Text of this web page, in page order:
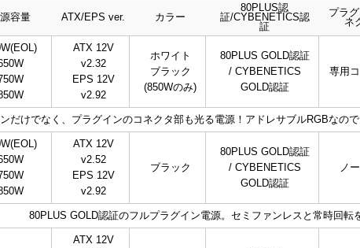
容量 ATX/EPS ver. カラー
80PLUS認
証/CYBENETICS認
証
プラ
ネ
ATX 12V
v2.32
EPS 12V
v2.92
ホワイト
ブラック
(850Wのみ)
80PLUS GOLD認証
/ CYBENETICS
GOLD認証
専用
だけでなく、プラグインのコネクタ部も光る電源！アドレサブルRGBなの
ATX 12V
v2.52
EPS 12V
v2.92
ブラック
80PLUS GOLD認証
/ CYBENETICS
GOLD認証
ノ
80PLUS GOLD認証のフルプラグイン電源。セミファンレスと常時回転
ATX 12V